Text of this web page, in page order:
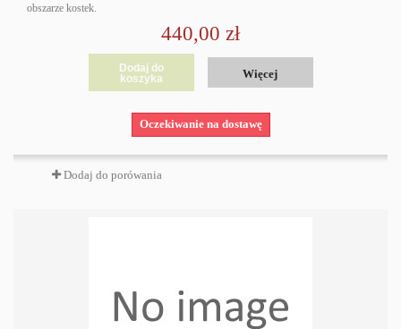
obszarze kostek.
440,00 zł
Dodaj do
koszyka
Więcej
Oczekiwanie na dostawę
Dodaj do porówania